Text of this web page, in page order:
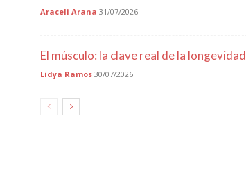
Araceli Arana 31/07/2026
El músculo: la clave real de la longevidad
Lidya Ramos 30/07/2026